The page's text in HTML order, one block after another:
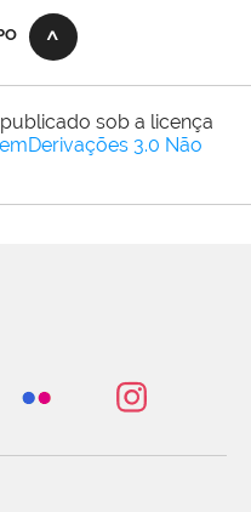
sob a licença
3.0 Não